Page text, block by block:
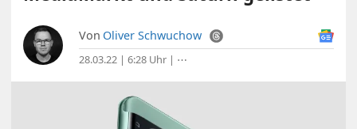
Von Oliver Schwuchow
28.03.22 | 6:28 Uhr | ⋯